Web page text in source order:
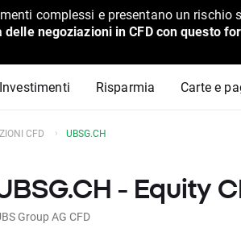
complessi e presentano un
delle negoziazioni in CFD con questo
Investimenti Risparmia Carte e
CFD UBSG.CH
- Equity
Group AG CFD